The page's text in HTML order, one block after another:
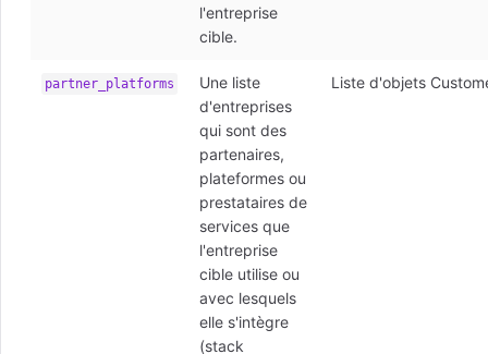
l'entreprise
cible.
partner_platforms
Une liste
d'entreprises
qui sont des
partenaires,
plateformes ou
prestataires de
services que
l'entreprise
cible utilise ou
avec lesquels
elle s'intègre
(stack
Liste d'objets